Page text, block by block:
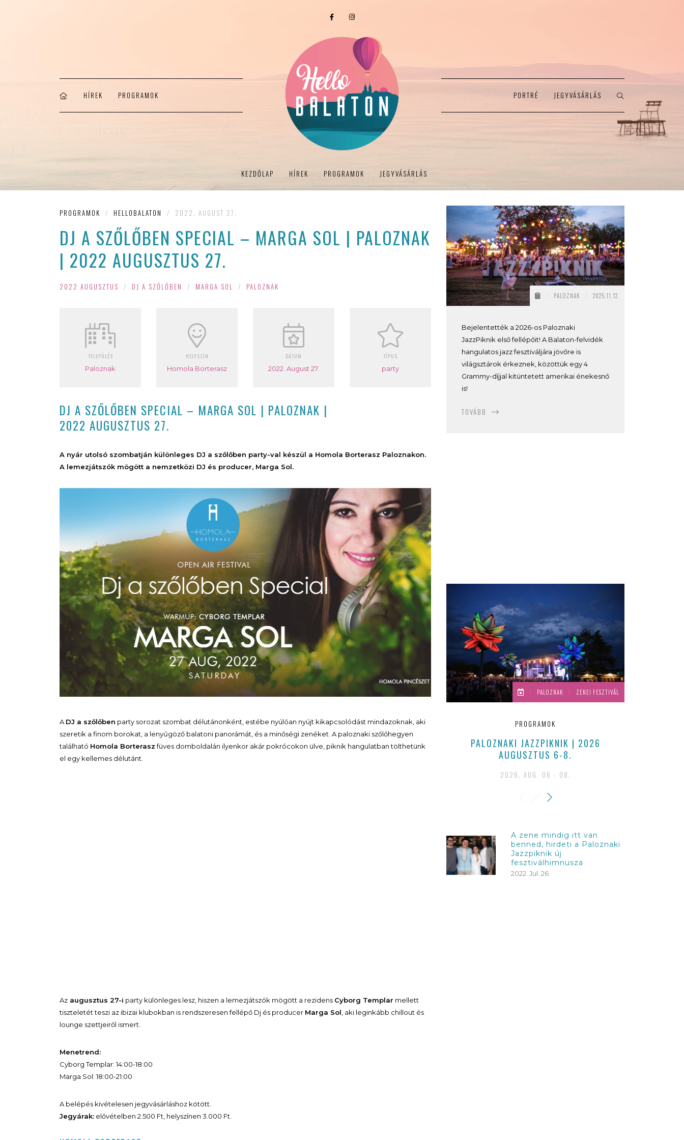
HÍREK PROGRAMOK PORTRÉ JEGYVÁSÁRLÁS
KEZDŐLAP HÍREK PROGRAMOK JEGYVÁSÁRLÁS
PROGRAMOK / HELLOBALATON / 2022. AUGUST 27.
DJ A SZŐLŐBEN SPECIAL – MARGA SOL | PALOZNAK
| 2022 AUGUSZTUS 27.
2022 AUGUSZTUS / DJ A SZŐLŐBEN / MARGA SOL / PALOZNAK
TELEPÜLÉS
Paloznak
HELYSZÍN
Homola Borterasz
DÁTUM
2022. August 27.
TÍPUS
party
DJ A SZŐLŐBEN SPECIAL – MARGA SOL | PALOZNAK |
2022 AUGUSZTUS 27.
A nyár utolsó szombatján különleges DJ a szőlőben party-val készül a Homola Borterasz Paloznakon.
A lemezjátszók mögött a nemzetközi DJ és producer, Marga Sol.
A DJ a szőlőben party sorozat szombat délutánonként, estébe nyúlóan nyújt kikapcsolódást mindazoknak, aki
szeretik a finom borokat, a lenyűgöző balatoni panorámát, és a minőségi zenéket. A paloznaki szőlőhegyen
található Homola Borteraszfüves domboldalán ilyenkor akár pokrócokon ülve, piknik hangulatban tölthetünk
el egy kellemes délutánt.
Az augusztus 27-i party különleges lesz, hiszen a lemezjátszók mögött a rezidens Cyborg Templar mellett
tiszteletét teszi az ibizai klubokban is rendszeresen fellépő Dj és producer Marga Sol , aki leginkább chillout és
lounge szettjeiről ismert.
Menetrend:
Cyborg Templar: 14:00-18:00
Marga Sol: 18:00-21:00
A belépés kivételesen jegyvásárláshoz kötött.
Jegyárak: elővételben 2.500 Ft, helyszínen 3.000 Ft.
PALOZNAK 2025.11.12.
Bejelentették a 2026-os Paloznaki
JazzPiknik első fellépőit! A Balaton-felvidék
hangulatos jazz fesztiváljára jövőre is
világsztárok érkeznek, közöttük egy 4
Grammy-díjjal kitüntetett amerikai énekesnő
is!
TOVÁBB
/ PALOZNAK / ZENEI FESZTIVÁL
PROGRAMOK
PALOZNAKI JAZZPIKNIK | 2026
AUGUSZTUS 6-8.
2026. AUG. 06 - 08.
A zene mindig itt van
benned, hirdeti a Paloznaki
Jazzpiknik új
fesztiválhimnusza
2022. Jul. 26